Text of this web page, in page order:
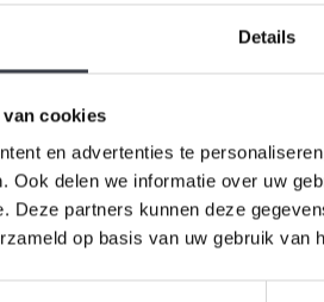
Details
cookies
en advertenties te
Ook delen we informatie over uw
Deze partners kunnen deze
op basis van uw gebruik van
accenten geeft een moderne, stijlvolle
prijs is voor een set van twee